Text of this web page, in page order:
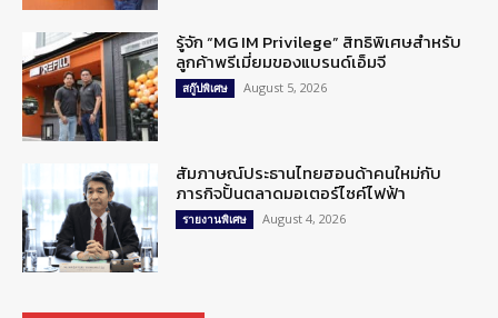
รู้จัก “MG IM Privilege” สิทธิพิเศษสำหรับ
ลูกค้าพรีเมี่ยมของแบรนด์เอ็มจี
สกู๊ปพิเศษ August 5, 2026
สัมภาษณ์ประธานไทยฮอนด้าคนใหม่กับ
ภารกิจปั้นตลาดมอเตอร์ไซค์ไฟฟ้า
รายงานพิเศษ August 4, 2026